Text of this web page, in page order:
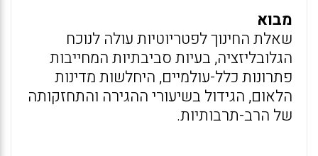
מבוא
שאלת החינוך לפטריוטיות עולה לנוכח
הגלובליזציה, בעיות סביבתיות המחייבות
פתרונות כלל-עולמיים, היחלשות מדינות
הלאום, הגידול בשיעורי ההגירה והתחזקותה
של הרב-תרבותיות.